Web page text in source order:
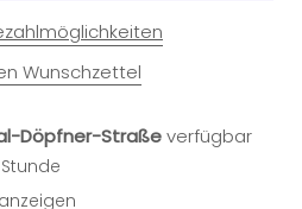
Wunschzettel
Döpfner-Straßeverfügbar